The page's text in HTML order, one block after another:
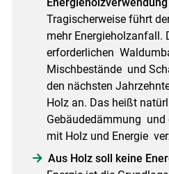
Tragischerweise führt
mehr Energieholzanfall.
erforderlichen
Mischbestände und
den nächsten
Holz an. Das heißt
Gebäudedämmung und
mit Holz und Energie
Aus Holz soll keine